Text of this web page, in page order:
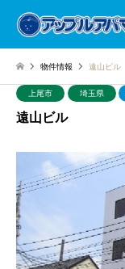
物件情報 遠山ビル
上尾市 埼玉県
遠山ビル